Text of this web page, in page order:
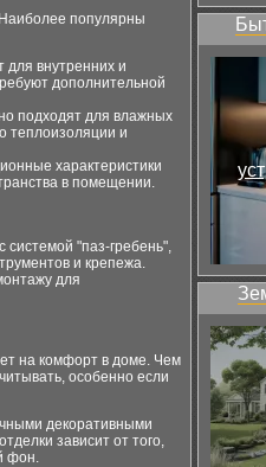
популярны
для внутренних и
дополнительной
подходят для влажных
теплоизоляции и
характеристики
в помещении.
"паз-гребень",
и крепежа.
для
на комфорт в доме. Чем
особенно если
декоративными
зависит от того,
фон.